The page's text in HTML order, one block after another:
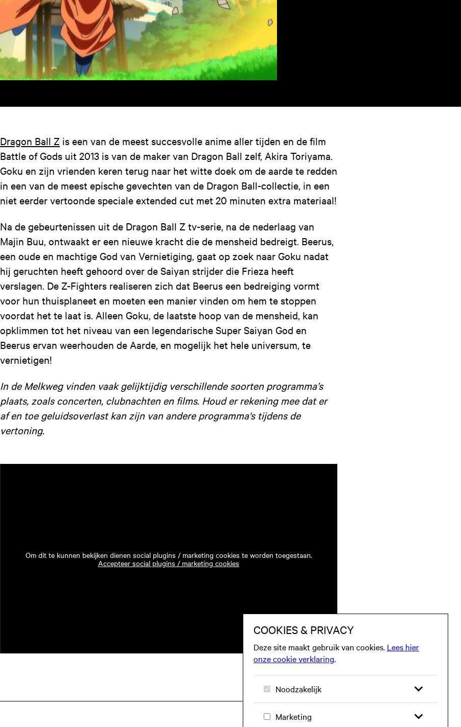
Dragon Ball Z is een van de meest succesvolle anime aller tijden en de film
Battle of Gods uit 2013 is van de maker van Dragon Ball zelf, Akira Toriyama.
Goku en zijn vrienden keren terug naar het witte doek om de aarde te redden
in een van de meest epische gevechten van de Dragon Ball-collectie, in een
niet eerder vertoonde speciale extended cut met 20 minuten extra materiaal!
Na de gebeurtenissen uit de Dragon Ball Z tv-serie, na de nederlaag van
Majin Buu, ontwaakt er een nieuwe kracht die de mensheid bedreigt. Beerus,
een oude en machtige God van Vernietiging, gaat op zoek naar Goku nadat
hij geruchten heeft gehoord over de Saiyan strijder die Frieza heeft
verslagen. De Z-Fighters realiseren zich dat Beerus een bedreiging vormt
voor hun thuisplaneet en moeten een manier vinden om hem te stoppen
voordat het te laat is. Alleen Goku, de laatste hoop van de mensheid, kan
opklimmen tot het niveau van een legendarische Super Saiyan God en
Beerus ervan weerhouden de Aarde, en mogelijk het hele universum, te
vernietigen!
In de Melkweg vinden vaak gelijktijdig verschillende soorten programma’s
plaats, zoals concerten, clubnachten en films. Houd er rekening mee dat er
af en toe geluidsoverlast kan zijn van andere programma's tijdens de
vertoning.
Om dit te kunnen bekijken dienen social plugins / marketing cookies te worden toegestaan.
Accepteer social plugins / marketing cookies